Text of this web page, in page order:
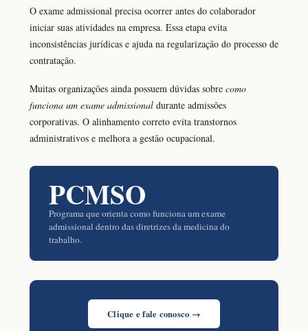
O exame admissional precisa ocorrer antes do colaborador
iniciar suas atividades na empresa. Essa etapa evita
inconsistências jurídicas e ajuda na regularização do processo de
contratação.
Muitas organizações ainda possuem dúvidas sobre como
funciona um exame admissional durante admissões
corporativas. O alinhamento correto evita transtornos
administrativos e melhora a gestão ocupacional.
PCMSO
Programa que orienta como funciona um exame
admissional dentro das diretrizes da medicina do
trabalho.
Clique e fale conosco →